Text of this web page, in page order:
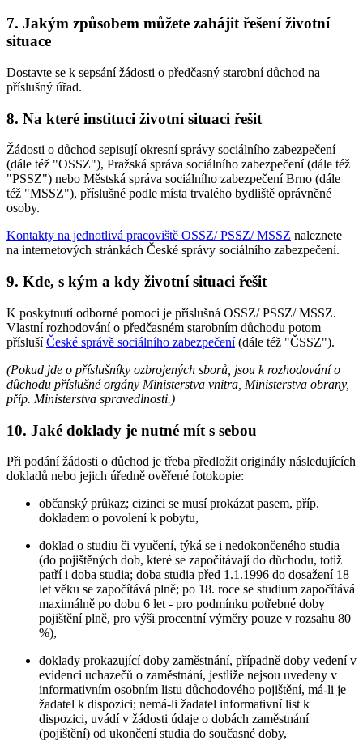
7. Jakým způsobem můžete zahájit řešení životní
situace
Dostavte se k sepsání žádosti o předčasný starobní důchod na
příslušný úřad.
8. Na které instituci životní situaci řešit
Žádosti o důchod sepisují okresní správy sociálního zabezpečení
(dále též "OSSZ"), Pražská správa sociálního zabezpečení (dále též
"PSSZ") nebo Městská správa sociálního zabezpečení Brno (dále
též "MSSZ"), příslušné podle místa trvalého bydliště oprávněné
osoby.
Kontakty na jednotlivá pracoviště OSSZ/ PSSZ/ MSSZ naleznete
na internetových stránkách České správy sociálního zabezpečení.
9. Kde, s kým a kdy životní situaci řešit
K poskytnutí odborné pomoci je příslušná OSSZ/ PSSZ/ MSSZ.
Vlastní rozhodování o předčasném starobním důchodu potom
příslušíČeské správě sociálního zabezpečení(dále též "ČSSZ").
(Pokud jde o příslušníky ozbrojených sborů, jsou k rozhodování o
důchodu příslušné orgány Ministerstva vnitra, Ministerstva obrany,
příp. Ministerstva spravedlnosti.)
10. Jaké doklady je nutné mít s sebou
Při podání žádosti o důchod je třeba předložit originály následujících
dokladů nebo jejich úředně ověřené fotokopie:
občanský průkaz; cizinci se musí prokázat pasem, příp.
dokladem o povolení k pobytu,
doklad o studiu či vyučení, týká se i nedokončeného studia
(do pojištěných dob, které se započítávají do důchodu, totiž
patří i doba studia; doba studia před 1.1.1996 do dosažení 18
let věku se započítává plně; po 18. roce se studium započítává
maximálně po dobu 6 let - pro podmínku potřebné doby
pojištění plně, pro výši procentní výměry pouze v rozsahu 80
%),
doklady prokazující doby zaměstnání, případně doby vedení v
evidenci uchazečů o zaměstnání, jestliže nejsou uvedeny v
informativním osobním listu důchodového pojištění, má-li je
žadatel k dispozici; nemá-li žadatel informativní list k
dispozici, uvádí v žádosti údaje o dobách zaměstnání
(pojištění) od ukončení studia do současné doby,